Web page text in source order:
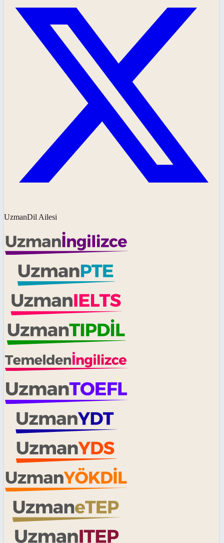
UzmanDil Ailesi